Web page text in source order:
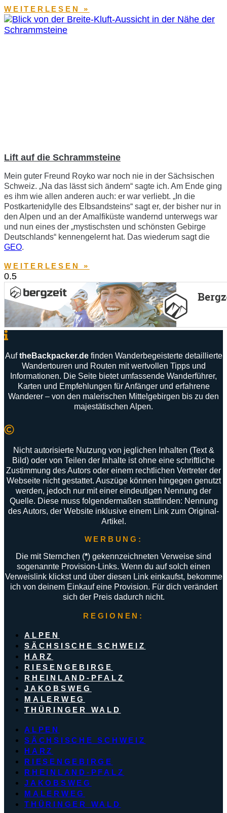
WEITERLESEN »
Lift auf die Schrammsteine
Mein guter Freund Royko war noch nie in der Sächsischen
Schweiz. „Na das lässt sich ändern“ sagte ich. Am Ende ging
es ihm wie allen anderen auch: er war verliebt. „In die
Postkartenidylle des Elbsandsteins“ sagt er, der bisher nur in
den Alpen und an der Amalfiküste wandernd unterwegs war
und nun eines der „mystischsten und schönsten Gebirge
Deutschlands“ kennengelernt hat. Das wiederum sagt die
GEO.
WEITERLESEN »
Auf theBackpacker.de finden Wanderbegeisterte detaillierte
Wandertouren und Routen mit wertvollen Tipps und
Informationen. Die Seite bietet umfassende Wanderführer,
Karten und Empfehlungen für Anfänger und erfahrene
Wanderer – von den malerischen Mittelgebirgen bis zu den
majestätischen Alpen.
Nicht autorisierte Nutzung von jeglichen Inhalten (Text &
Bild) oder von Teilen der Inhalte ist ohne eine schriftliche
Zustimmung des Autors oder einem rechtlichen Vertreter der
Webseite nicht gestattet. Auszüge können hingegen genutzt
werden, jedoch nur mit einer eindeutigen Nennung der
Quelle. Diese muss folgendermaßen stattfinden: Nennung
des Autors, der Website inklusive einem Link zum Original-
Artikel.
WERBUNG:
Die mit Sternchen (*) gekennzeichneten Verweise sind
sogenannte Provision-Links. Wenn du auf solch einen
Verweislink klickst und über diesen Link einkaufst, bekomme
ich von deinem Einkauf eine Provision. Für dich verändert
sich der Preis dadurch nicht.
REGIONEN:
ALPEN
SÄCHSISCHE SCHWEIZ
HARZ
RIESENGEBIRGE
RHEINLAND-PFALZ
JAKOBSWEG
MALERWEG
THÜRINGER WALD
ALPEN
SÄCHSISCHE SCHWEIZ
HARZ
RIESENGEBIRGE
RHEINLAND-PFALZ
JAKOBSWEG
MALERWEG
THÜRINGER WALD